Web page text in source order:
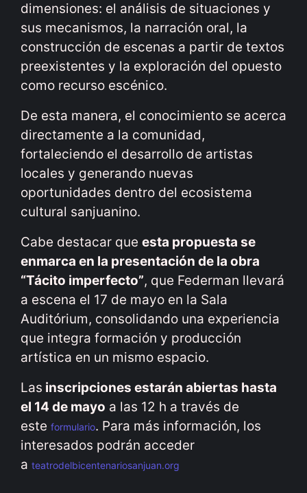
dimensiones: el análisis de situaciones y
sus mecanismos, la narración oral, la
construcción de escenas a partir de textos
preexistentes y la exploración del opuesto
como recurso escénico.
De esta manera, el conocimiento se acerca
directamente a la comunidad,
fortaleciendo el desarrollo de artistas
locales y generando nuevas
oportunidades dentro del ecosistema
cultural sanjuanino.
Cabe destacar que esta propuesta se
enmarca en la presentación de la obra
“Tácito imperfecto”, que Federman llevará
a escena el 17 de mayo en la Sala
Auditórium, consolidando una experiencia
que integra formación y producción
artística en un mismo espacio.
Las inscripciones estarán abiertas hasta
el 14 de mayo a las 12 h a través de
este formulario. Para más información, los
interesados podrán acceder
a teatrodelbicentenariosanjuan.org